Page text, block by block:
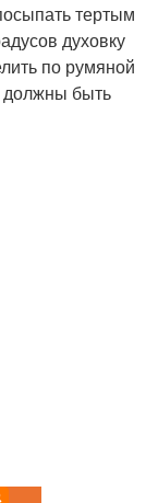
тертым
духовку
по румяной
должны быть